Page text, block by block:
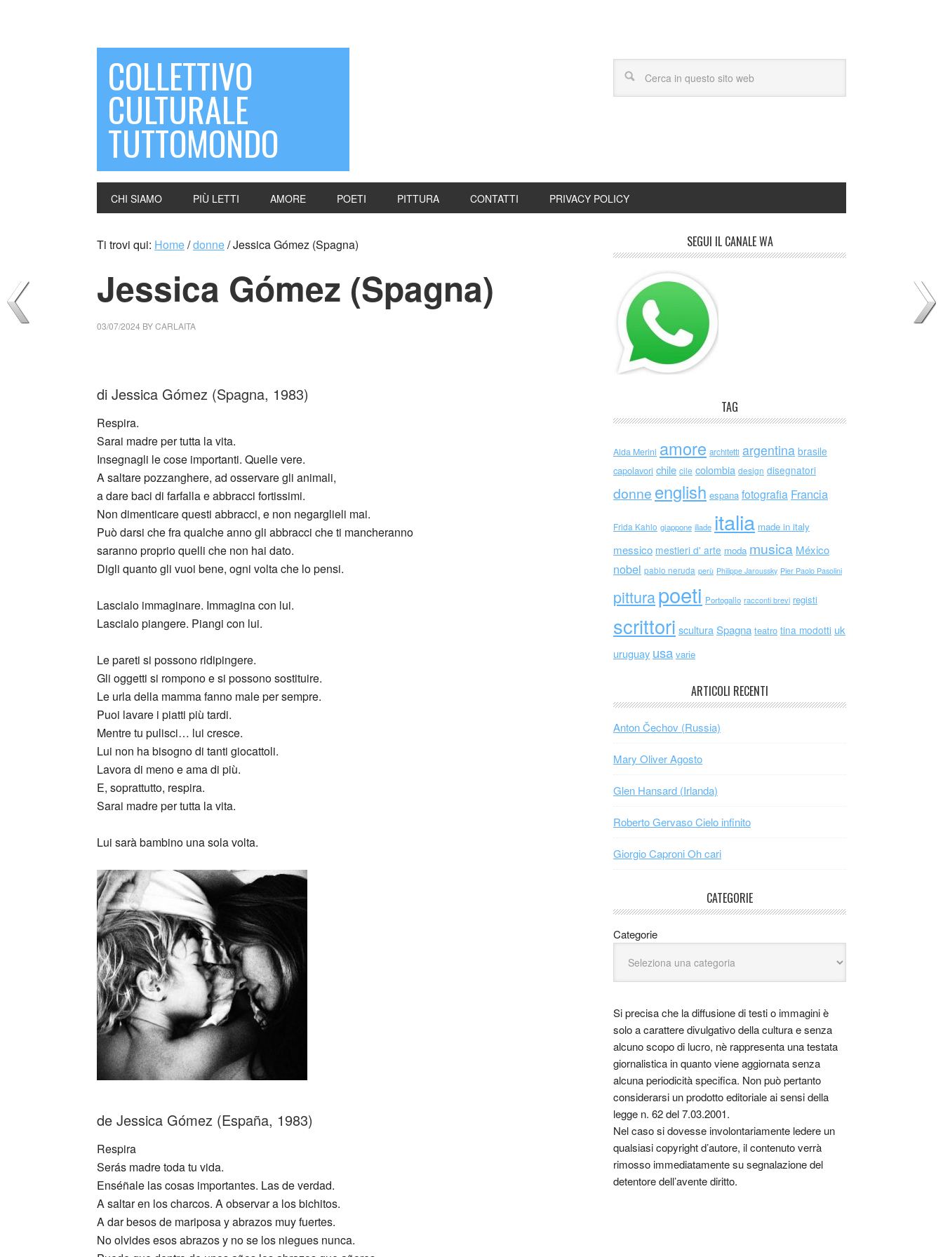
COLLETTIVO
CULTURALE
TUTTOMONDO
CHI SIAMO PIÙ LETTI AMORE POETI PITTURA CONTATTI PRIVACY POLICY
Ti trovi qui: Home/donne/Jessica Gómez (Spagna)
Jessica Gómez (Spagna)
03/07/2024 BYCARLAITA
di Jessica Gómez (Spagna, 1983)
Respira.
Sarai madre per tutta la vita.
Insegnagli le cose importanti. Quelle vere.
A saltare pozzanghere, ad osservare gli animali,
a dare baci di farfalla e abbracci fortissimi.
Non dimenticare questi abbracci, e non negarglieli mai.
Può darsi che fra qualche anno gli abbracci che ti mancheranno
saranno proprio quelli che non hai dato.
Digli quanto gli vuoi bene, ogni volta che lo pensi.
Lascialo immaginare. Immagina con lui.
Lascialo piangere. Piangi con lui.
Le pareti si possono ridipingere.
Gli oggetti si rompono e si possono sostituire.
Le urla della mamma fanno male per sempre.
Puoi lavare i piatti più tardi.
Mentre tu pulisci… lui cresce.
Lui non ha bisogno di tanti giocattoli.
Lavora di meno e ama di più.
E, soprattutto, respira.
Sarai madre per tutta la vita.
Lui sarà bambino una sola volta.
de Jessica Gómez (España, 1983)
Respira
Serás madre toda tu vida.
Enséñale las cosas importantes. Las de verdad.
A saltar en los charcos. A observar a los bichitos.
A dar besos de mariposa y abrazos muy fuertes.
No olvides esos abrazos y no se los niegues nunca.
SEGUI IL CANALE WA
TAG
Alda Merini amore architetti argentina brasile
capolavori chile cile colombia design disegnatori
donne english espana fotografia Francia
Frida Kahlo giappone iliade italia made in italy
messico mestieri d' arte moda musica México
nobel pablo neruda perù Philippe Jaroussky Pier Paolo Pasolini
pitturapoeti Portogallo racconti brevi registi
scrittori scultura Spagna teatro tina modotti uk
uruguay usa varie
ARTICOLI RECENTI
Anton Čechov (Russia)
Mary Oliver Agosto
Glen Hansard (Irlanda)
Roberto Gervaso Cielo infinito
Giorgio Caproni Oh cari
CATEGORIE
Categorie
Si precisa che la diffusione di testi o immagini è
solo a carattere divulgativo della cultura e senza
alcuno scopo di lucro, nè rappresenta una testata
giornalistica in quanto viene aggiornata senza
alcuna periodicità specifica. Non può pertanto
considerarsi un prodotto editoriale ai sensi della
legge n. 62 del 7.03.2001.
Nel caso si dovesse involontariamente ledere un
qualsiasi copyright d’autore, il contenuto verrà
rimosso immediatamente su segnalazione del
detentore dell’avente diritto.